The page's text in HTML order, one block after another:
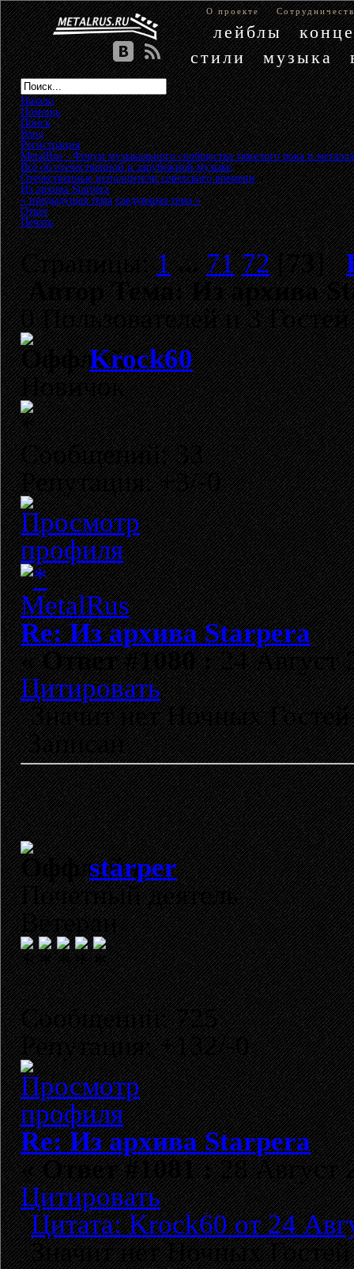
О проекте
лейблы
стили
музыка
Начало
Помощь
Поиск
Вход
Регистрация
MetalRus - Форум музыкального сообщества тяжелого рока и металла
Всё об отечественной и зарубежной музыке»
Отечественные исполнители советского времени»
Из архива Starpera
« предыдущая тема следующая тема »
Ответ
Печать
Страницы:1 ...71 72[73]
АвторТема: Из архива
0 Пользователей и 3
Krock60
Новичок
Сообщений: 33
Репутация: +3/-0
Re: Из архива Starpera
«Ответ #1080 :24 Август
Цитировать
Значит нет Ночных
Записан
starper
Почетный деятель
Ветеран
Сообщений: 725
Репутация: +132/-0
Re: Из архива Starpera
«Ответ #1081 :28 Август
Цитировать
Цитата: Krock60 от 24
Значит нет Ночных